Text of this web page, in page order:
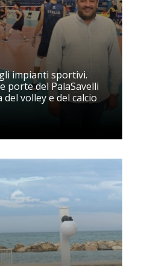
impianti sportivi.
porte del PalaSavelli
del volley e del calcio